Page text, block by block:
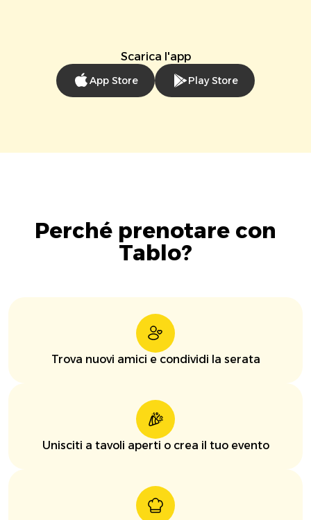
Scarica l'app
App Store Play Store
Perché prenotare con
Tablo?
Trova nuovi amici e condividi la serata
Unisciti a tavoli aperti o crea il tuo evento